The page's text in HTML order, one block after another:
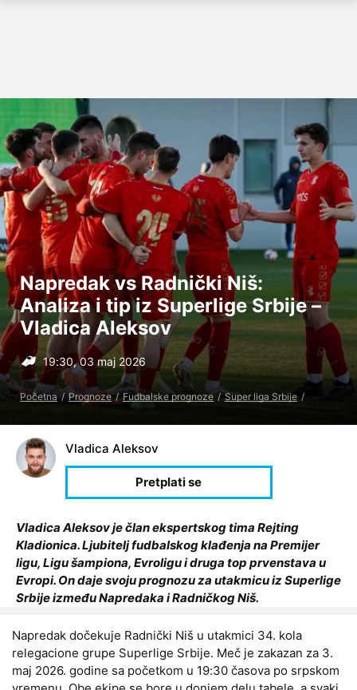
Napredak vs Radnički Niš:
Analiza i tip iz Superlige Srbije –
Vladica Aleksov
19:30, 03 maj 2026
Početna Prognoze Fudbalske prognoze Super liga Srbije
Vladica Aleksov
Vladica Aleksov je član ekspertskog tima Rejting
Kladionica. Ljubitelj fudbalskog klađenja na Premijer
ligu, Ligu šampiona, Evroligu i druga top prvenstava u
Evropi. On daje svoju prognozu za utakmicu iz Superlige
Srbije između Napredaka i Radničkog Niš.
Napredak dočekuje Radnički Niš u utakmici 34. kola
relegacione grupe Superlige Srbije. Meč je zakazan za 3.
maj 2026. godine sa početkom u 19:30 časova po srpskom